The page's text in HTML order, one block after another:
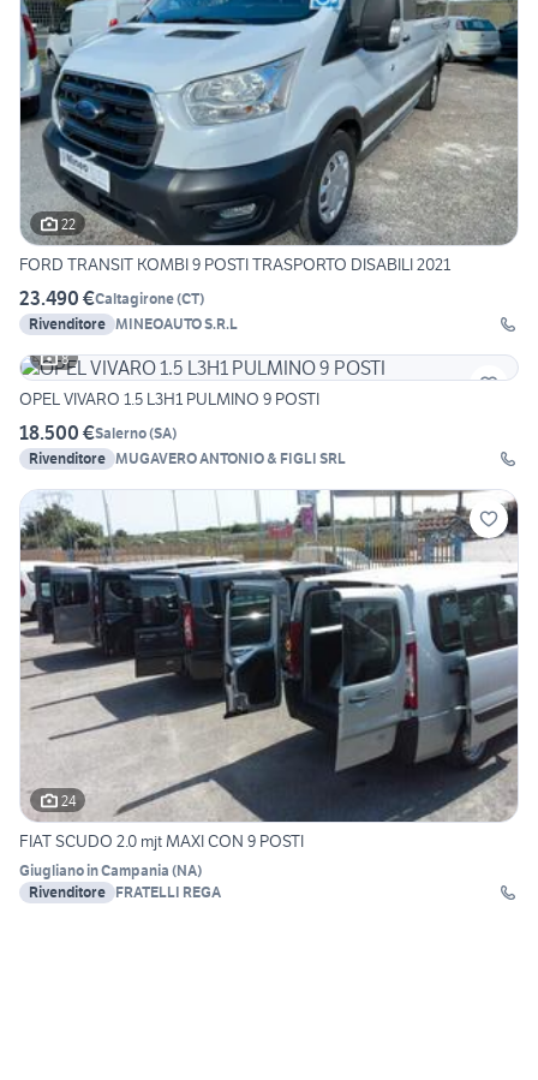
22
FORD TRANSIT KOMBI 9 POSTI TRASPORTO DISABILI 2021
23.490 €Caltagirone(CT)
Rivenditore MINEOAUTO S.R.L
8
OPEL VIVARO 1.5 L3H1 PULMINO 9 POSTI
18.500 €Salerno(SA)
Rivenditore MUGAVERO ANTONIO & FIGLI SRL
24
FIAT SCUDO 2.0 mjt MAXI CON 9 POSTI
Giugliano in Campania (NA)
Rivenditore FRATELLI REGA